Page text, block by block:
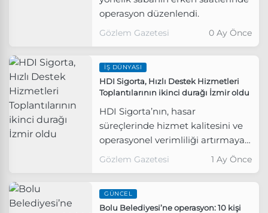
operasyon düzenlendi.
Gözlem Gazetesi 0 Ay Önce
İŞ DÜNYASI
HDI Sigorta, Hızlı Destek Hizmetleri
Toplantılarının ikinci durağı İzmir oldu
HDI Sigorta’nın, hasar
süreçlerinde hizmet kalitesini ve
operasyonel verimliliği artırmaya
yönelik çalışmaları kapsamında
durağı İzmir oldu.
Gözlem Gazetesi 1 Ay Önce
GÜNCEL
Bolu Belediyesi’ne operasyon: 10 kişi